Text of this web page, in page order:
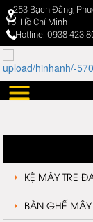
253 Bạch Đằng,
Tp. Hồ Chí Minh
Hotline: 0938 423
KỆ MÂY TRE
BÀN GHẾ MÂY